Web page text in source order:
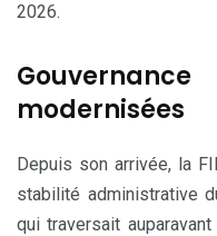
2026.
modernisées
Depuis son arrivée, la
stabilité administrative
qui traversait